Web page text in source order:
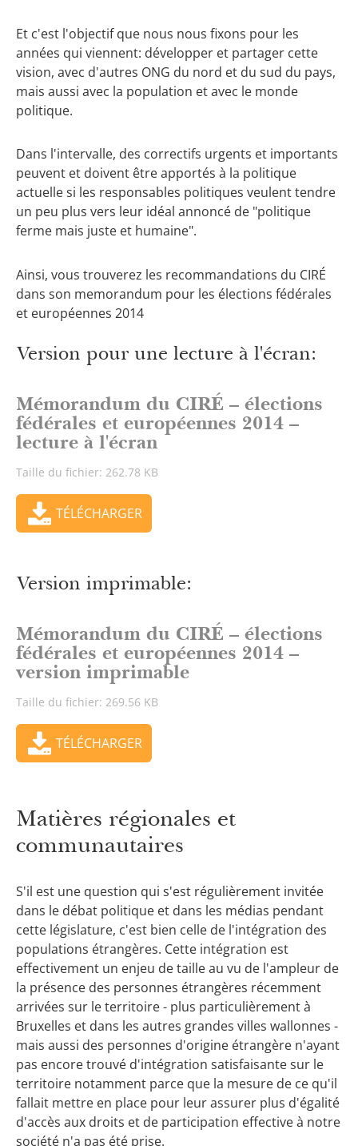
Et c'est l'objectif que nous nous fixons pour les
années qui viennent: développer et partager cette
vision, avec d'autres ONG du nord et du sud du pays,
mais aussi avec la population et avec le monde
politique.
Dans l'intervalle, des correctifs urgents et importants
peuvent et doivent être apportés à la politique
actuelle si les responsables politiques veulent tendre
un peu plus vers leur idéal annoncé de "politique
ferme mais juste et humaine".
Ainsi, vous trouverez les recommandations du CIRÉ
dans son memorandum pour les élections fédérales
et européennes 2014
Version pour une lecture à l'écran:
Mémorandum du CIRÉ – élections
fédérales et européennes 2014 –
lecture à l'écran
Taille du fichier: 262.78 KB
TÉLÉCHARGER
Version imprimable:
Mémorandum du CIRÉ – élections
fédérales et européennes 2014 –
version imprimable
Taille du fichier: 269.56 KB
TÉLÉCHARGER
Matières régionales et
communautaires
S'il est une question qui s'est régulièrement invitée
dans le débat politique et dans les médias pendant
cette législature, c'est bien celle de l'intégration des
populations étrangères. Cette intégration est
effectivement un enjeu de taille au vu de l'ampleur de
la présence des personnes étrangères récemment
arrivées sur le territoire - plus particulièrement à
Bruxelles et dans les autres grandes villes wallonnes -
mais aussi des personnes d'origine étrangère n'ayant
pas encore trouvé d'intégration satisfaisante sur le
territoire notamment parce que la mesure de ce qu'il
fallait mettre en place pour leur assurer plus d'égalité
d'accès aux droits et de participation effective à notre
société n'a pas été prise.